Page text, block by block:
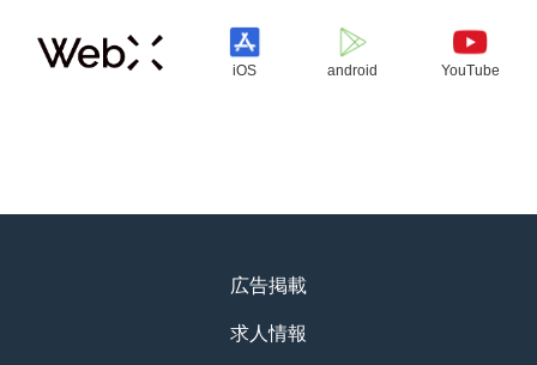
iOS android YouTube
広告掲載
求人情報